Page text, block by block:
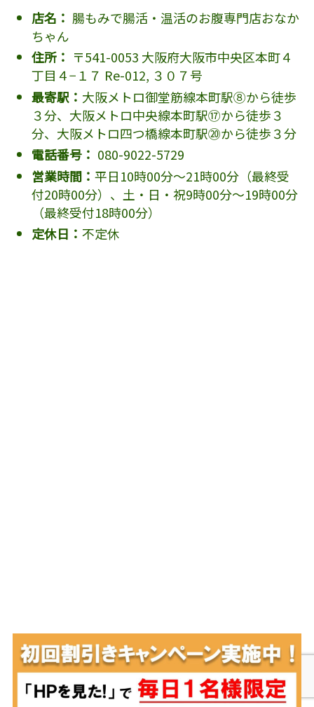
店名： 腸もみで腸活・温活のお腹専門店おなか
ちゃん
住所： 〒541-0053 大阪府大阪市中央区本町４
丁目４−１７ Re-012, ３０７号
最寄駅： 大阪メトロ御堂筋線本町駅⑧から徒歩
３分、大阪メトロ中央線本町駅⑰から徒歩３
分、大阪メトロ四つ橋線本町駅⑳から徒歩３分
電話番号： 080-9022-5729
営業時間： 平日10時00分～21時00分（最終受
付20時00分）、土・日・祝9時00分～19時00分
（最終受付18時00分）
定休日： 不定休